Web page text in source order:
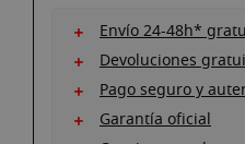
Envío 24-48h*
Devoluciones
Pago seguro y
Garantía oficial